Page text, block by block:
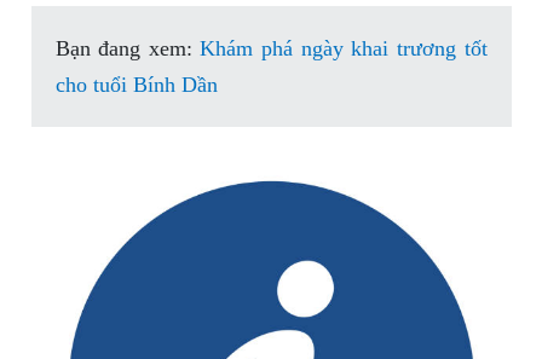
Bạn đang xem:Khám phá ngày khai trương tốt
cho tuổi Bính Dần